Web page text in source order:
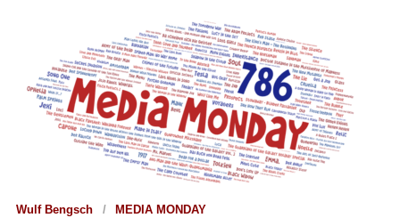
Wulf Bengsch MEDIA MONDAY